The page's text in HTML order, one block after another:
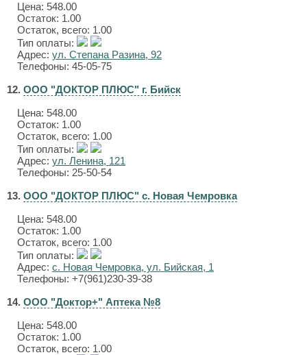
Цена: 548.00
Остаток: 1.00
Остаток, всего: 1.00
Тип оплаты:
Адрес: ул. Степана Разина, 92
Телефоны: 45-05-75
12. ООО "ДОКТОР ПЛЮС" г. Бийск
Цена: 548.00
Остаток: 1.00
Остаток, всего: 1.00
Тип оплаты:
Адрес: ул. Ленина, 121
Телефоны: 25-50-54
13. ООО "ДОКТОР ПЛЮС" с. Новая Чемровка
Цена: 548.00
Остаток: 1.00
Остаток, всего: 1.00
Тип оплаты:
Адрес: с. Новая Чемровка, ул. Бийская, 1
Телефоны: +7(961)230-39-38
14. ООО "Доктор+" Аптека №8
Цена: 548.00
Остаток: 1.00
Остаток, всего: 1.00